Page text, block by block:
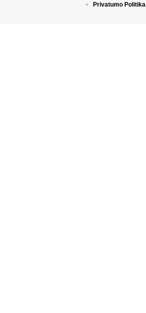
Privatumo Politika